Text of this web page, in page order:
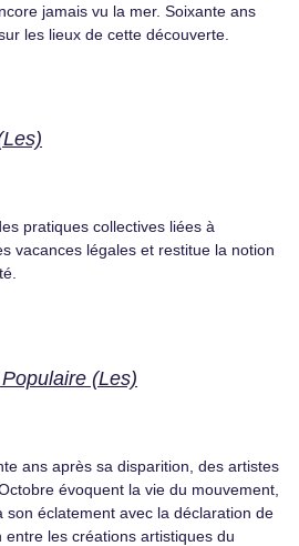
jamais vu la mer. Soixante ans
les lieux de cette découverte.
pratiques collectives liées à
vacances légales et restitue la notion
(Les)
ans après sa disparition, des artistes
évoquent la vie du mouvement,
son éclatement avec la déclaration de
les créations artistiques du